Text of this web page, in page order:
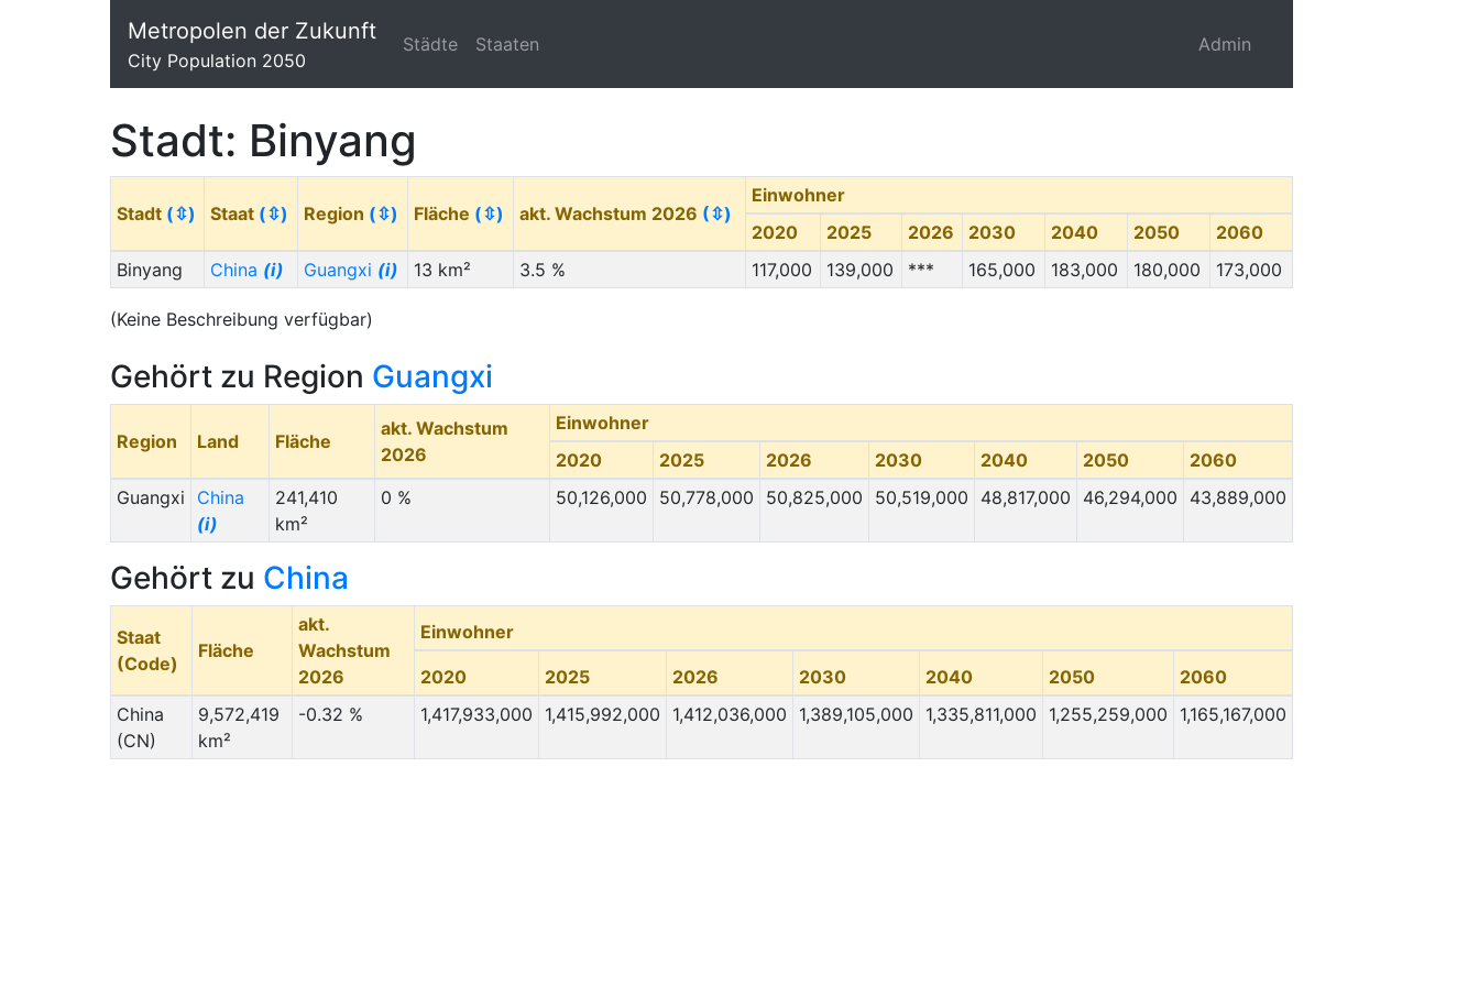
Metropolen der Zukunft
City Population 2050
Städte Staaten Admin
Stadt: Binyang
Stadt (⇳) Staat (⇳) Region (⇳) Fläche (⇳) akt. Wachstum 2026 (⇳)
Einwohner
2020
2025 2026 2030 2040 2050
2060
Binyang
China (i) Guangxi (i) 13 km² 3.5 % 117,000 139,000 *** 165,000 183,000 180,000 173,000
(Keine Beschreibung verfügbar)
Gehört zu Region Guangxi
Region Land Fläche
akt. Wachstum
2026
Einwohner
2020
2025 2026 2030 2040 2050
2060
Guangxi
China
(i)
241,410
km²
0 % 50,126,000 50,778,000 50,825,000 50,519,000 48,817,000 46,294,000 43,889,000
Gehört zu China
Staat
(Code)
Fläche
akt.
Wachstum
2026
Einwohner
2020 2025 2026 2030 2040 2050
2060
China
(CN)
9,572,419
km²
-0.32 % 1,417,933,000 1,415,992,000 1,412,036,000 1,389,105,000 1,335,811,000 1,255,259,000 1,165,167,000